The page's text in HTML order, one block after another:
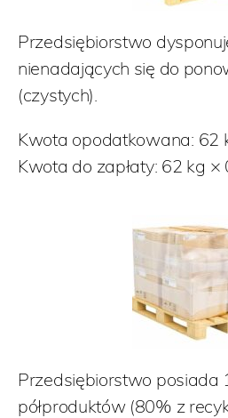
Przedsiębiorstwo
nienadających się do
(czystych).
Kwota opodatkowana: 62
Kwota do zapłaty: 62 kg ×
Przedsiębiorstwo posiada
półproduktów (80% z